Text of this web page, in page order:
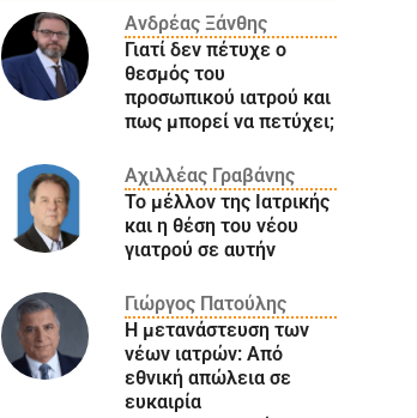
Ανδρέας Ξάνθης
Γιατί δεν πέτυχε ο
θεσμός του
προσωπικού ιατρού και
πως μπορεί να πετύχει;
Αχιλλέας Γραβάνης
Το μέλλον της Ιατρικής
και η θέση του νέου
γιατρού σε αυτήν
Γιώργος Πατούλης
Η μετανάστευση των
νέων ιατρών: Aπό
εθνική απώλεια σε
ευκαιρία